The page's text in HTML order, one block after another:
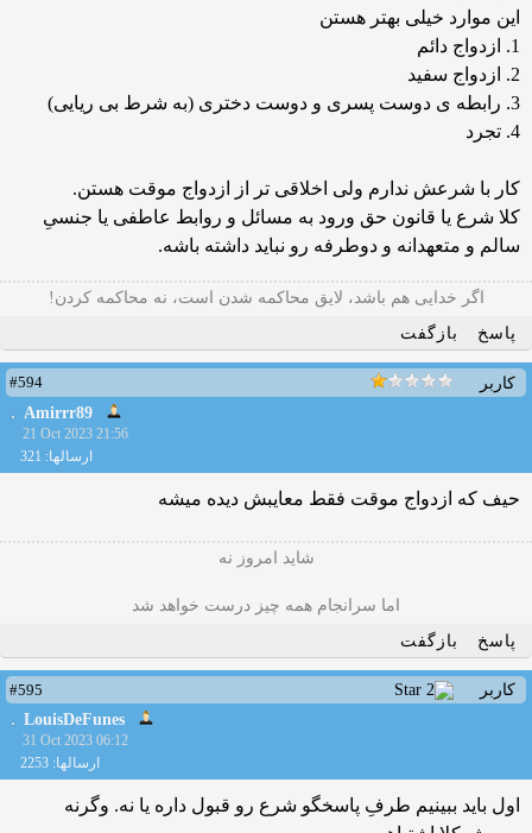
این موارد خیلی بهتر هستن
1. ازدواج دائم
2. ازدواج سفید
3. رابطه ی دوست پسری و دوست دختری (به شرط بی ریایی)
4. تجرد
کار با شرعش ندارم ولی اخلاقی تر از ازدواج موقت هستن.
کلا شرع یا قانون حق ورود به مسائل و روابط عاطفی یا جنسیِ
سالم و متعهدانه و دوطرفه رو نباید داشته باشه.
ﺍﮔﺮ ﺧﺪﺍﯾﯽ هم ﺑﺎﺷﺪ، ﻻﯾﻖ ﻣﺤﺎﮐﻤﻪ ﺷﺪﻥ ﺍﺳﺖ، ﻧﻪ ﻣﺤﺎﮐﻤﻪ ﮐﺮﺩﻥ!
پاسخ
بازگفت
کاربر
#594
Amirrr89
21 Oct 2023 21:56
ارسالها: 321
حیف که ازدواج موقت فقط معایبش دیده میشه
شاید امروز نه
اما سرانجام همه چیز درست خواهد شد
پاسخ
بازگفت
کاربر
#595
LouisDeFunes
31 Oct 2023 06:12
ارسالها: 2253
اول باید ببینیم طرفِ پاسخگو شرع رو قبول داره یا نه. وگرنه